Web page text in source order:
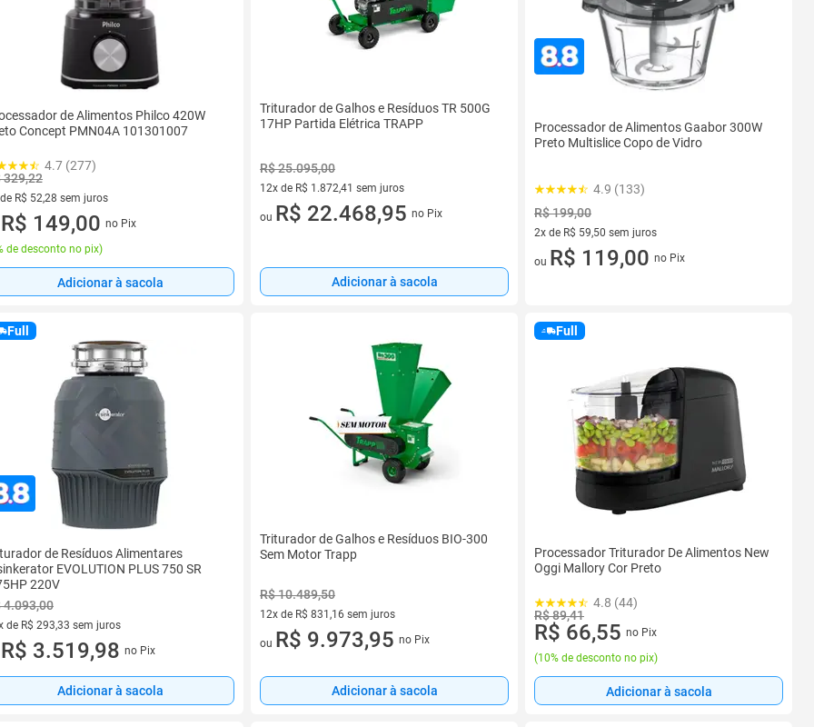
de Alimentos Philco 420W
Concept PMN04A 101301007
4.7 (277)
329,22
R$ 52,28 sem juros
de R$ 52,28 sem juros
R$ 149,00 no Pix
de desconto no pix)
Adicionar à sacola
Triturador de Galhos e Resíduos TR 500G
17HP Partida Elétrica TRAPP
R$ 25.095,00
12x de R$ 1.872,41 sem juros
12 vez de R$ 1.872,41 sem juros
ou R$ 22.468,95 no Pix
Adicionar à sacola
Processador de Alimentos Gaabor 300W
Preto Multislice Copo de Vidro
4.9 (133)
R$ 199,00
2x de R$ 59,50 sem juros
2 vez de R$ 59,50 sem juros
ou R$ 119,00 no Pix
Full
de Resíduos Alimentares
EVOLUTION PLUS 750 SR
220V
4.093,00
de R$ 293,33 sem juros
vez de R$ 293,33 sem juros
R$ 3.519,98 no Pix
Adicionar à sacola
Triturador de Galhos e Resíduos BIO-300
Sem Motor Trapp
R$ 10.489,50
12x de R$ 831,16 sem juros
12 vez de R$ 831,16 sem juros
ou R$ 9.973,95 no Pix
Adicionar à sacola
Full
Processador Triturador De Alimentos New
Oggi Mallory Cor Preto
4.8 (44)
R$ 89,41
R$ 66,55 no Pix
(10% de desconto no pix)
Adicionar à sacola